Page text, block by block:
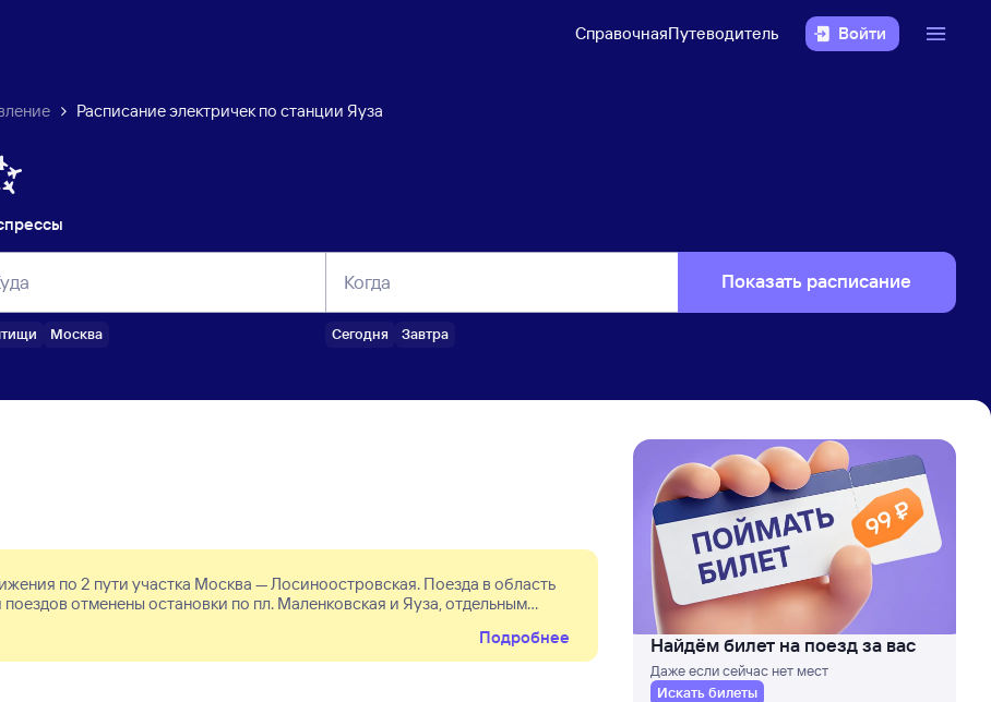
СправочнаяПутеводитель Войти
Расписание электричек по станции Яуза
Москва
Когда
Сегодня Завтра
Показать расписание
по 2 пути участка Москва — Лосиноостровская. Поезда в область
отменены остановки по пл. Маленковская и Яуза, отдельным
Подробнее Найдём билет на поезд за вас
Даже если сейчас нет мест
Искать билеты